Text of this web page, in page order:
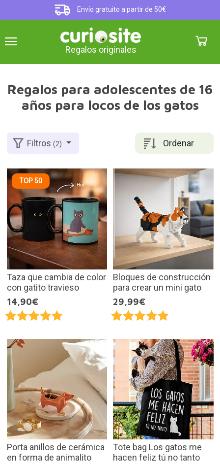
Envío gratuito a partir de 50€
Regalos originales
Regalos para adolescentes de 16
años para locos de los gatos
Ordenar
Filtros(2)
TOP 50
Taza que cambia de color
con gatito travieso
14,90€
Bloques de construcción
para crear un mini gato
29,99€
Porta anillos de cerámica
en forma de animalito
Tote bag Los gatos me
hacen feliz tú no tanto